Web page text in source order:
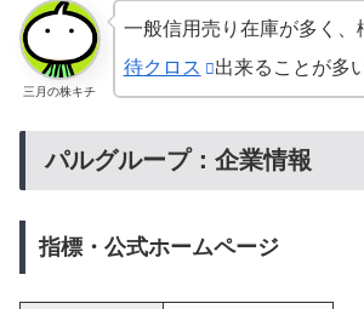
三月の株キチ
一般信用売り在庫が多く、
待クロス
出来ることが多
パルグループ：企業情報
指標・公式ホームページ